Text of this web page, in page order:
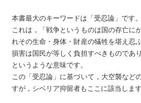
本書最大のキーワードは「受忍論」です。
これは，「戦争というものは国の存亡に
れその生命・身体・財産の犠牲を堪え忍
損害は国民が等しく負担すべきものであ
というような意味です。
この「受忍論」に基づいて，大空襲など
すが，シベリア抑留者もここに該当します